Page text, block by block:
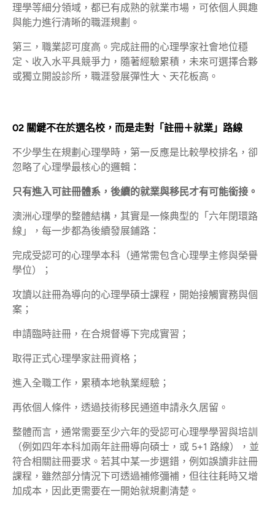
理學等細分領域，都已有成熟的就業市場，可依個人興趣
與能力進行清晰的職涯規劃。
第三，職業認可度高。完成註冊的心理學家社會地位穩
定、收入水平具競爭力，隨著經驗累積，未來可選擇合夥
或獨立開設診所，職涯發展彈性大、天花板高。
02 關鍵不在於選名校，而是走對「註冊＋就業」路線
不少學生在規劃心理學時，第一反應是比較學校排名，卻
忽略了心理學最核心的邏輯：
只有進入可註冊體系，後續的就業與移民才有可能銜接。
澳洲心理學的整體結構，其實是一條典型的「六年閉環路
線」，每一步都為後續發展鋪路：
完成受認可的心理學本科（通常需包含心理學主修與榮譽
學位）；
攻讀以註冊為導向的心理學碩士課程，開始接觸實務與個
案；
申請臨時註冊，在合規督導下完成實習；
取得正式心理學家註冊資格；
進入全職工作，累積本地執業經驗；
再依個人條件，透過技術移民通道申請永久居留。
整體而言，通常需要至少六年的受認可心理學學習與培訓
（例如四年本科加兩年註冊導向碩士，或 5+1 路線），並
符合相關註冊要求。若其中某一步選錯，例如誤讀非註冊
課程，雖然部分情況下可透過補修彌補，但往往耗時又增
加成本，因此更需要在一開始就規劃清楚。